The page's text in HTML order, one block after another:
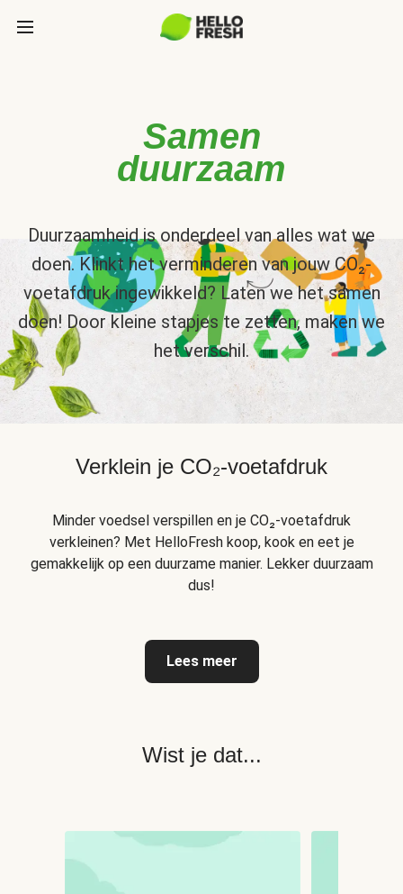
Samen
duurzaam
Duurzaamheid is onderdeel van alles wat we
doen. Klinkt het verminderen van jouw CO₂-
voetafdruk ingewikkeld? Laten we het samen
doen! Door kleine stapjes te zetten, maken we
het verschil.
Verklein je CO₂-voetafdruk
Minder voedsel verspillen en je CO₂-voetafdruk
verkleinen? Met HelloFresh koop, kook en eet je
gemakkelijk op een duurzame manier. Lekker duurzaam
dus!
Lees meer
Wist je dat...